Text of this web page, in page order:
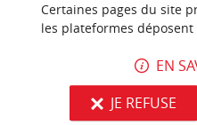
Certaines pages du site
les plateformes
EN
JE REFUSE